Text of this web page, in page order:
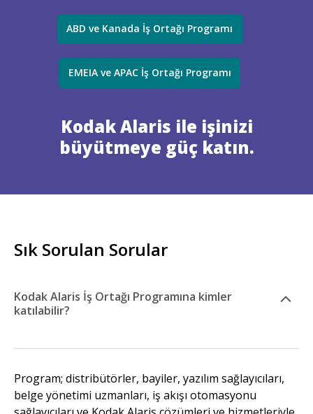
ABD ve Kanada İş Ortağı Programı
EMEIA ve APAC İş Ortağı Programı
Kodak Alaris ile işinizi
büyütmeye güç katın.
Sık Sorulan Sorular
Kodak Alaris İş Ortağı Programına kimler
katılabilir?
Program; distribütörler, bayiler, yazılım sağlayıcıları,
belge yönetimi uzmanları, iş akışı otomasyonu